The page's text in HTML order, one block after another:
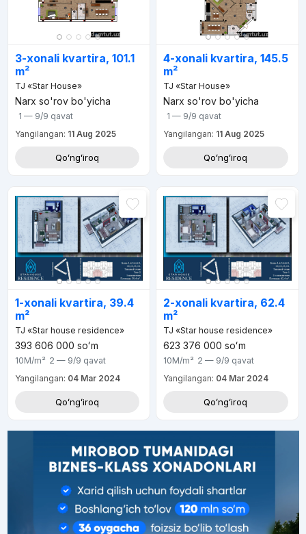
3-xonali kvartira, 101.1
m²
TJ «Star House»
Narx so'rov bo'yicha
1 — 9/9 qavat
Yangilangan: 11 Aug 2025
Qoʻngʻiroq
4-xonali kvartira, 145.5
m²
TJ «Star House»
Narx so'rov bo'yicha
1 — 9/9 qavat
Yangilangan: 11 Aug 2025
Qoʻngʻiroq
1-xonali kvartira, 39.4
m²
TJ «Star house residence»
393 606 000 soʻm
10M/m² 2 — 9/9 qavat
Yangilangan: 04 Mar 2024
Qoʻngʻiroq
2-xonali kvartira, 62.4
m²
TJ «Star house residence»
623 376 000 soʻm
10M/m² 2 — 9/9 qavat
Yangilangan: 04 Mar 2024
Qoʻngʻiroq